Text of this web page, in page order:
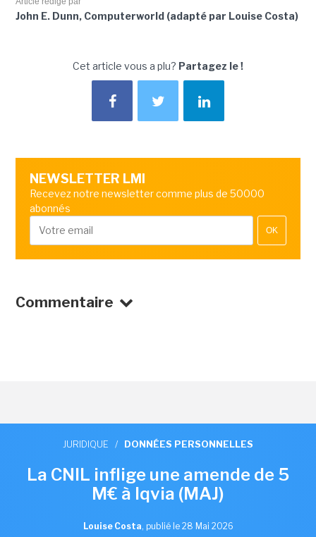
John E. Dunn, Computerworld (adapté par Louise Costa)
Cet article vous a plu? Partagez le !
NEWSLETTER LMI
Recevez notre newsletter comme plus de 50000
abonnés
OK
Commentaire
JURIDIQUE / DONNÉES PERSONNELLES
La CNIL inflige une amende de 5
M€ à Iqvia (MAJ)
Louise Costa, publié le 28 Mai 2026